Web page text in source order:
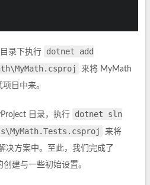
录下执行
dotnet add
来将 MyMath
目中来。
目录，执行
dotnet sln
来将
决方案中。至此，我们完成了
建与一些初始设置。